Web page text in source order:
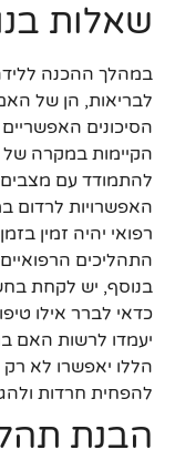
שאלות
במהלך ההכנה
לבריאות, הן של
הסיכונים
הקיימות במקרה של
להתמודד עם מצבים
האפשרויות לרדום
רפואי יהיה זמין
התהליכים
בנוסף, יש לקחת
כדאי לברר אילו
יעמדו לרשות האם
הללו יאפשרו לא
להפחית חרדות
הבנת